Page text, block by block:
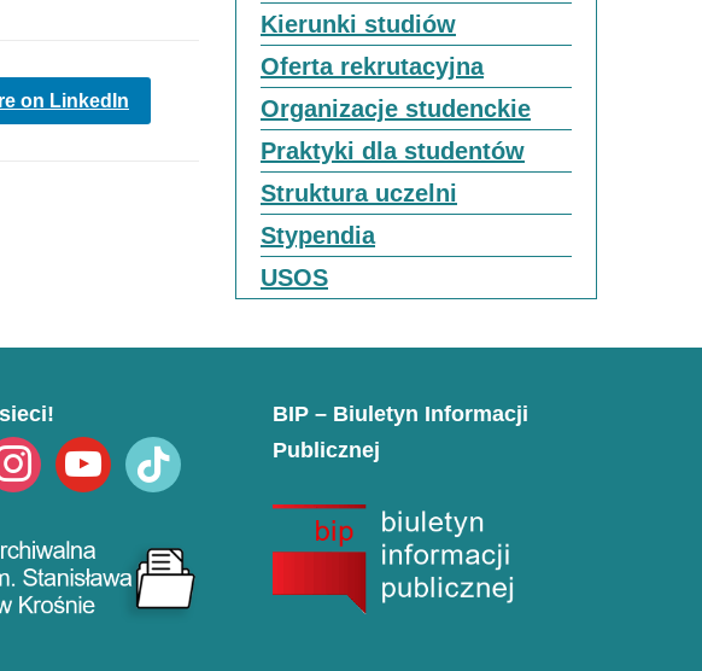
on LinkedIn
Kierunki studiów
Oferta rekrutacyjna
Organizacje studenckie
Praktyki dla studentów
Struktura uczelni
Stypendia
USOS
youtube tiktok
BIP – Biuletyn Informacji
Publicznej